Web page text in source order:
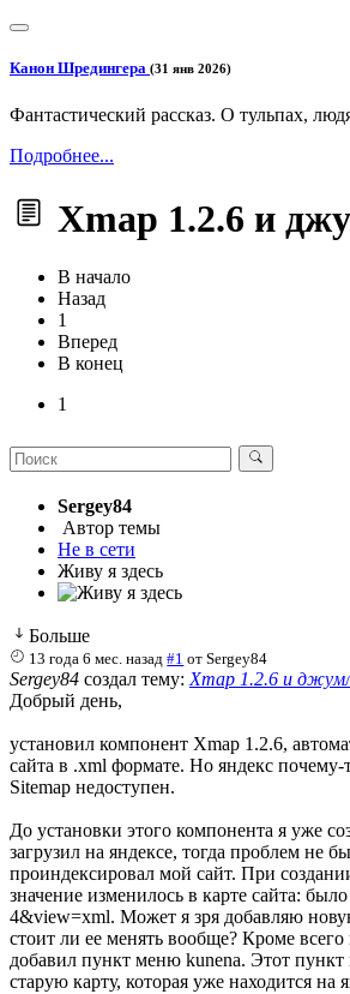
Канон Шредингера (31 янв 2026)
Фантастический рассказ. О тульпах,
Подробнее...
Xmap 1.2.6 и
В начало
Назад
1
Вперед
В конец
1
Sergey84
Автор темы
Не в сети
Живу я здесь
Больше
13 года 6 мес. назад #1 отSergey84
Sergey84 создал тему: Xmap 1.2.6 и
Добрый день,
установил компонент Xmap 1.2.6,
сайта в .xml формате. Но яндекс
Sitemap недоступен.
До установки этого компонента я уже
загрузил на яндексе, тогда проблем не
проиндексировал мой сайт. При
значение изменилось в карте сайта:
4&view=xml. Может я зря добавляю
стоит ли ее менять вообще? Кроме
добавил пункт меню kunena. Этот
старую карту, которая уже находится на